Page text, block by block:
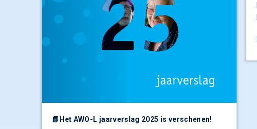
📘Het AWO-L jaarverslag 2025 is verschenen!